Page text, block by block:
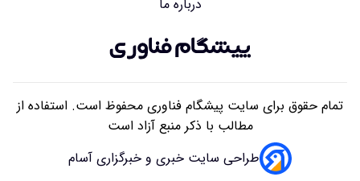
ایرانی‌ها چقدر از هوش مصنوعی استفاده می‌کنند؟
درباره ما
تمام حقوق برای سایت پیشگام فناوری محفوظ است. استفاده از
مطالب با ذکر منبع آزاد است
طراحی سایت خبری و خبرگزاری آسام